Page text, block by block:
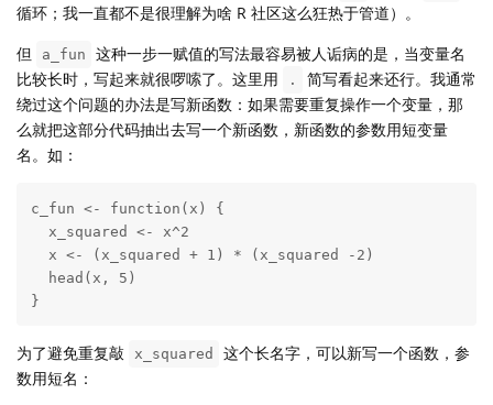
循环；我一直都不是很理解为啥 R 社区这么狂热于管道）。
但
a_fun
这种一步一赋值的写法最容易被人诟病的是，当变量名
比较长时，写起来就很啰嗦了。这里用
.
简写看起来还行。我通常
绕过这个问题的办法是写新函数：如果需要重复操作一个变量，那
么就把这部分代码抽出去写一个新函数，新函数的参数用短变量
名。如：
c_fun <- function(x) {
  x_squared <- x^2
  x <- (x_squared + 1) * (x_squared -2)
  head(x, 5)
}
为了避免重复敲 x_squared
这个长名字，可以新写一个函数，参
数用短名：